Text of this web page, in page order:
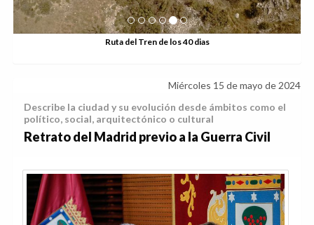
Ruta del Tren de los 40 dias
Miércoles 15 de mayo de 2024
Describe la ciudad y su evolución desde ámbitos como el
político, social, arquitectónico o cultural
Retrato del Madrid previo a la Guerra Civil